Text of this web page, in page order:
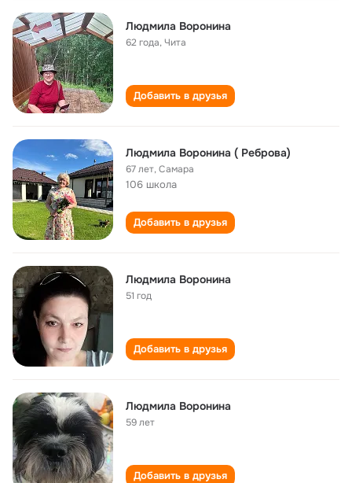
Людмила Воронина
62 года,Чита
Добавить в друзья
Людмила Воронина ( Реброва)
67 лет,Самара
106 школа
Добавить в друзья
Людмила Воронина
51 год
Добавить в друзья
Людмила Воронина
59 лет
Добавить в друзья